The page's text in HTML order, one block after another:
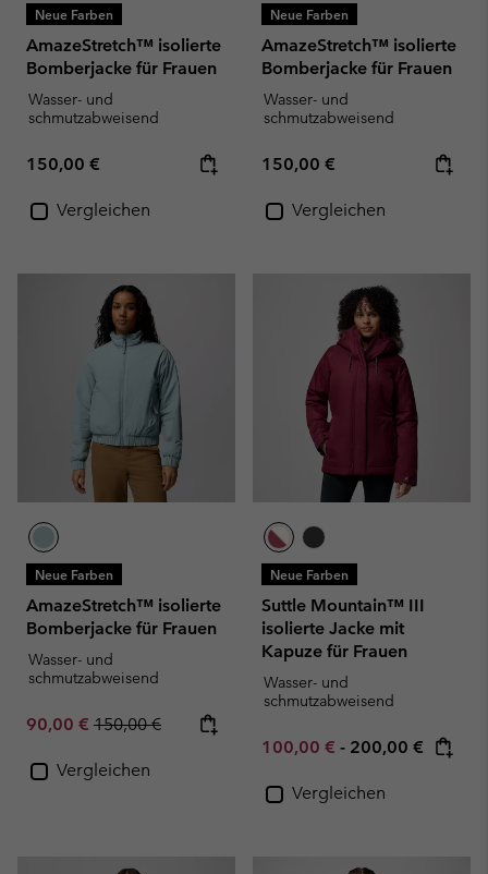
Neue Farben
AmazeStretch™ isolierte
Bomberjacke für Frauen
Wasser- und
schmutzabweisend
Regular price:
150,00 €
Vergleichen
Neue Farben
AmazeStretch™ isolierte
Bomberjacke für Frauen
Wasser- und
schmutzabweisend
Regular price:
150,00 €
Vergleichen
Neue Farben
AmazeStretch™ isolierte
Bomberjacke für Frauen
Wasser- und
schmutzabweisend
Sale price:
90,00 € Regular price:
150,00 €
Vergleichen
Neue Farben
Suttle Mountain™ III
isolierte Jacke mit
Kapuze für Frauen
Wasser- und
schmutzabweisend
Minimum sale price:
100,00 € - Maximum price:
200,00 €
Vergleichen